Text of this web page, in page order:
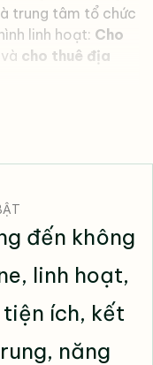
trung tâm tổ chức
linh hoạt: Cho
và cho thuê địa
cho thuê địa
ích đầy đủ
đến không
linh hoạt,
ích, kết
năng